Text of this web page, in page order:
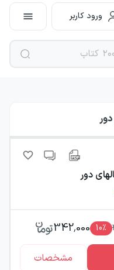
ورود کاربر
دور
10٪ 342,000
مشخصات